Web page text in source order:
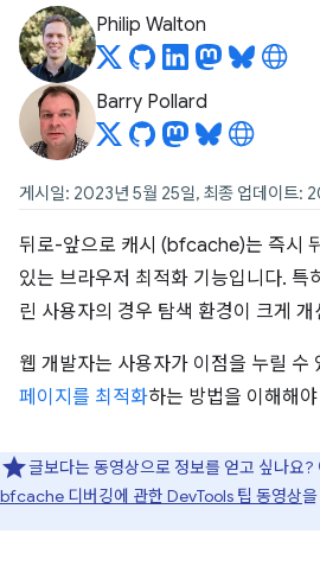
Philip Walton
Barry Pollard
게시일: 2023년 5월 25일, 최종 업데이트:
뒤로-앞으로 캐시 (bfcache)는 즉시
있는 브라우저 최적화 기능입니다. 특
린 사용자의 경우 탐색 환경이 크게 개
웹 개발자는 사용자가 이점을 누릴 수
페이지를 최적화하는 방법을 이해해
글보다는 동영상으로 정보를 얻고 싶나요
bfcache 디버깅에 관한 DevTools 팁 동영상